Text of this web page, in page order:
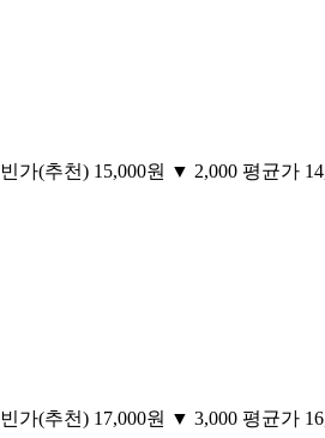
가(추천) 15,000원 ▼ 2,000 평균가
가(추천) 17,000원 ▼ 3,000 평균가